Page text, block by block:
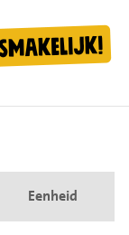
Eenheid